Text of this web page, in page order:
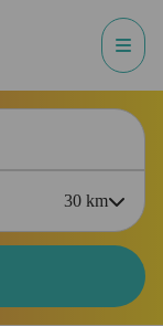
30 km